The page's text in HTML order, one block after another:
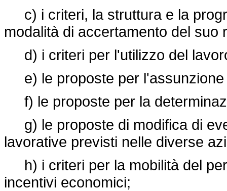
c) i criteri, la struttura e la
modalità di accertamento del suo
d) i criteri per l'utilizzo del
e) le proposte per l'assunzione
f) le proposte per la
g) le proposte di modifica di
lavorative previsti nelle diverse
h) i criteri per la mobilità del
incentivi economici;